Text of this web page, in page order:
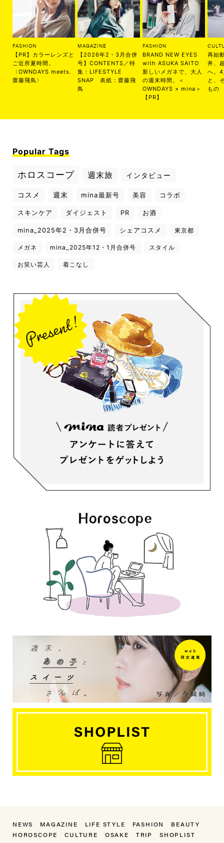
FASHION
【PR】カラーレンズと
ご近所夏時間。
〈OWNDAYS meets.
齋藤飛鳥〉
MAGAZINE
【2026年2・3月合併
号】CONTENTS／特
集：LIFESTYLE
SNAP 表紙：齋藤飛
鳥
FASHION
BRAND NEW EYES
with ASUKA SAITO
新しいメガネで、大人
の週末時間。＜
OWNDAYS × mina＞
【PR】
再始
丼、
へ。
と、
もの
Popular Tags
ホロスコープ 週末旅 インタビュー
コスメ 週末 mina最新号 美容 コラボ
スキンケア ダイジェスト PR お酒
mina_2025年2・3月合併号 シェアコスメ 東京都
メガネ mina_2025年12・1月合併号 スタイル
お笑い芸人 着こなし
NEWS MAGAZINE LIFE STYLE FASHION
BEAUTY
HOROSCOPE
CULTURE OSAKE TRIP SHOPLIST